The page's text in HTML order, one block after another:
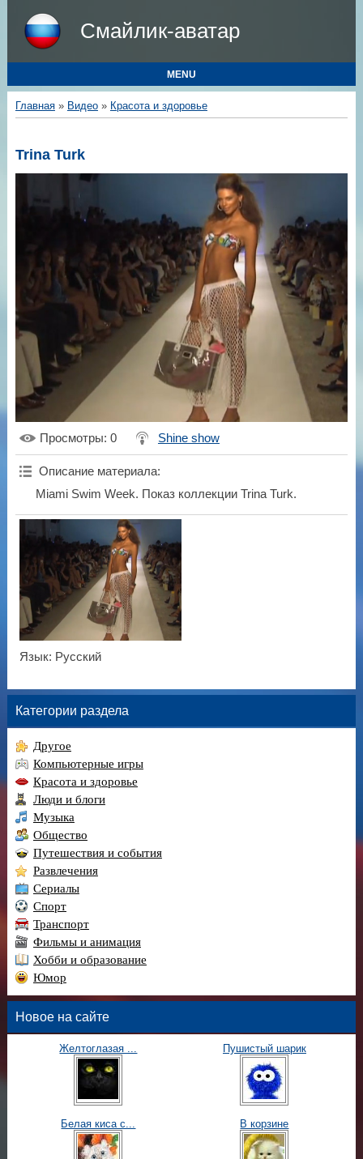
Смайлик-аватар
MENU
Главная» Видео» Красота и здоровье
Trina Turk
Просмотры: 0 Shine show
Описание материала:
Miami Swim Week. Показ коллекции Trina Turk.
Язык: Русский
Категории раздела
Другое
Компьютерные игры
Красота и здоровье
Люди и блоги
Музыка
Общество
Путешествия и события
Развлечения
Сериалы
Спорт
Транспорт
Фильмы и анимация
Хобби и образование
Юмор
Новое на сайте
Желтоглазая ... Пушистый шарик
Белая киса с... В корзине